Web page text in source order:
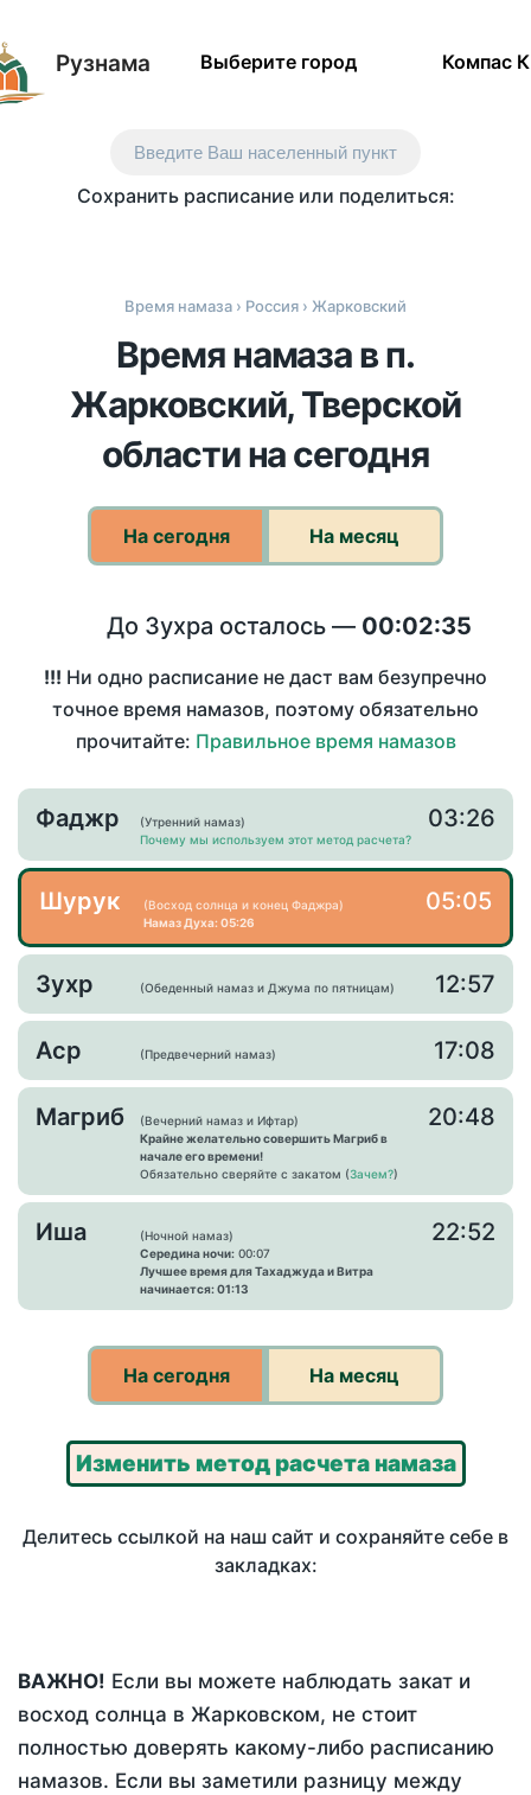
Рузнама Выберите город Компас
Введите Ваш населенный пункт
Сохранить расписание или поделиться:
Время намаза › Россия › Жарковский
Время намаза в п.
Жарковский, Тверской
области на сегодня
На сегодня На месяц
До Зухра осталось — 00:02:35
!!! Ни одно расписание не даст вам безупречно
точное время намазов, поэтому обязательно
прочитайте: Правильное время намазов
Фаджр
(Утренний намаз)
Почему мы используем этот метод расчета?
03:26
Шурук
(Восход солнца и конец Фаджра)
Намаз Духа: 05:26
05:05
Зухр (Обеденный намаз и Джума по пятницам) 12:57
Аср (Предвечерний намаз) 17:08
Магриб
(Вечерний намаз и Ифтар)
Крайне желательно совершить Магриб в
начале его времени!
Обязательно сверяйте с закатом (Зачем?)
20:48
Иша
(Ночной намаз)
Середина ночи: 00:07
Лучшее время для Тахаджуда и Витра
начинается: 01:13
22:52
На сегодня На месяц
Изменить метод расчета намаза
Делитесь ссылкой на наш сайт и сохраняйте себе в
закладках:
ВАЖНО! Если вы можете наблюдать закат и
восход солнца в Жарковском, не стоит
полностью доверять какому-либо расписанию
намазов. Если вы заметили разницу между